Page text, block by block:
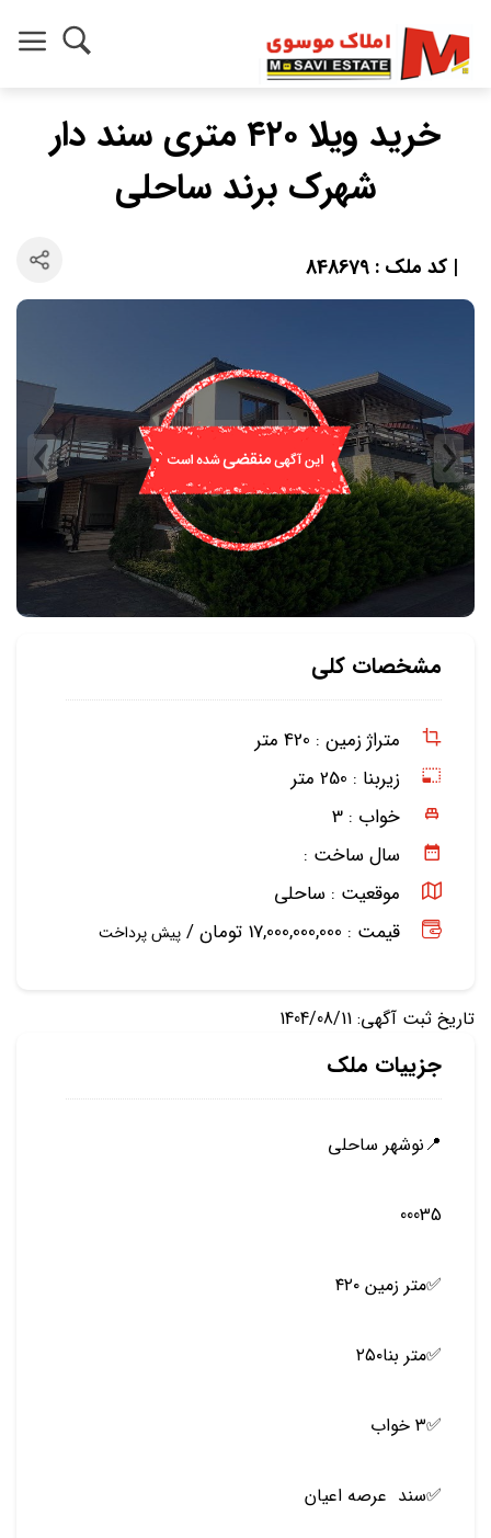
خرید ویلا ۴۲۰ متری سند دار
شهرک برند ساحلی
| کد ملک : 848679
مشخصات کلی
متراژ زمین : 420 متر
زیربنا : 250 متر
خواب : 3
سال ساخت :
موقعیت : ساحلی
قیمت : 17,000,000,000 تومان /
پیش پرداخت
تاریخ ثبت آگهی: 1404/08/11
جزییات ملک
📍نوشهر ساحلی
00035
✅متر زمین ۴۲۰
✅متر بنا۲۵۰
✅۳ خواب
✅سند عرصه اعیان